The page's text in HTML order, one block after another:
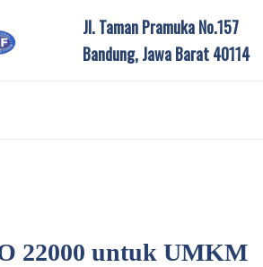
Jl. Taman Pramuka No.157
Bandung, Jawa Barat 40114
22000 untuk UMKM